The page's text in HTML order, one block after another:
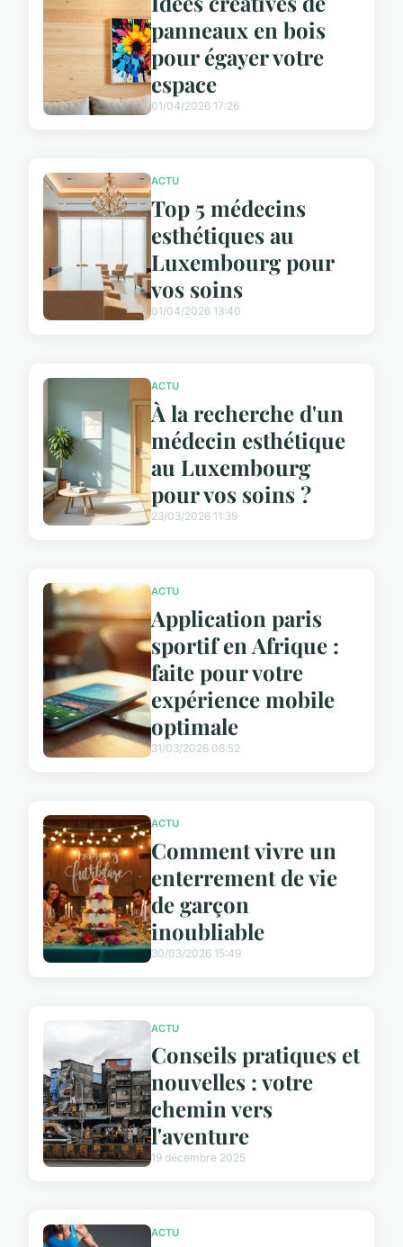
panneaux en bois
pour égayer votre
espace
01/04/2026 17:26
ACTU
Top 5 médecins
esthétiques au
Luxembourg pour
vos soins
01/04/2026 13:40
ACTU
À la recherche d'un
médecin esthétique
au Luxembourg
pour vos soins ?
23/03/2026 11:39
ACTU
Application paris
sportif en Afrique :
faite pour votre
expérience mobile
optimale
31/03/2026 08:52
ACTU
Comment vivre un
enterrement de vie
de garçon
inoubliable
30/03/2026 15:49
ACTU
Conseils pratiques et
nouvelles : votre
chemin vers
l'aventure
19 décembre 2025
ACTU